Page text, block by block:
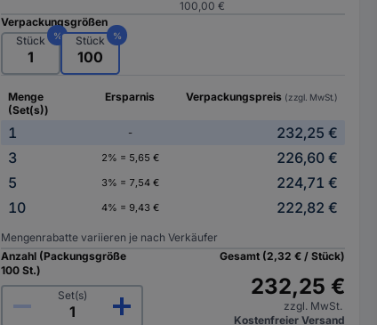
100,00 €
Verpackungsgrößen
Stück
%
1
Stück %
100
Menge
(Set(s))
Ersparnis Verpackungspreis (zzgl. MwSt.)
1 -
232,25 €
3
2% = 5,65 €
226,60 €
5
3% = 7,54 €
224,71 €
10
4% = 9,43 € 222,82 €
Mengenrabatte variieren je nach Verkäufer
Anzahl (Packungsgröße
100 St.)
Set(s)
Gesamt (2,32 € / Stück)
232,25 €
zzgl. MwSt.
Kostenfreier Versand